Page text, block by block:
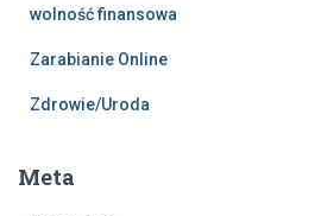
wolność finansowa
Zarabianie Online
Zdrowie/Uroda
Meta